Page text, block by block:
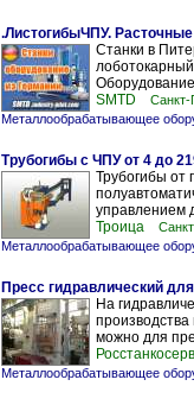
.ЛистогибыЧПУ. Расточные
Станки в
SMTD
Санкт-
Металлообрабатывающее
Трубогибы с ЧПУ от 4 до
Трубогибы от
управлением
Троица
Металлообрабатывающее
Пресс гидравлический
На
можно для
Металлообрабатывающее